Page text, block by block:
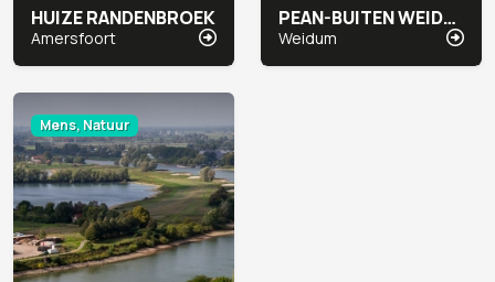
HUIZE RANDENBROEK
Amersfoort
PEAN-BUITEN WEIDUM
Weidum
Mens, Natuur